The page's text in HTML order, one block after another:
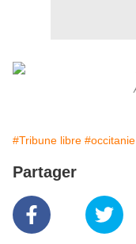
#Tribune libre #occitanie
Partager